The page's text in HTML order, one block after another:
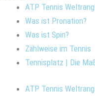
ATP Tennis
Was ist Pronation?
Was ist Spin?
Zählweise im Tennis
Tennisplatz | Die
ATP Tennis